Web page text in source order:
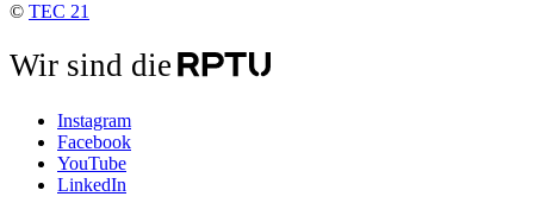
© TEC 21
Wir sind die
Instagram
Facebook
YouTube
LinkedIn